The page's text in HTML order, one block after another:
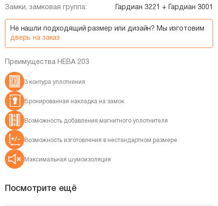
Замки, замковая группа: Гардиан 3221 + Гардиан 3001
Не нашли подходящий размер или дизайн? Мы изготовим
дверь на заказ
Преимущества НЕВА 203
3 контура уплотнения
Бронированная накладка на замок
Возможность добавления магнитного уплотнителя
Возможность изготовления в нестандартном размере
Максимальная шумоизоляция
Посмотрите ещё